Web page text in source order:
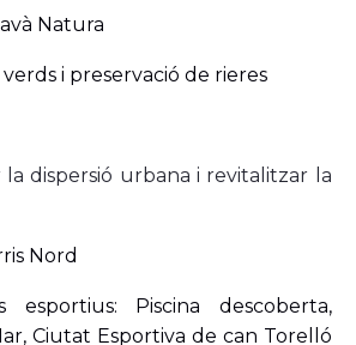
Natura
verds i preservació de rieres
dispersió urbana i revitalitzar la
Nord
esportius: Piscina descoberta,
Ciutat Esportiva de can Torelló